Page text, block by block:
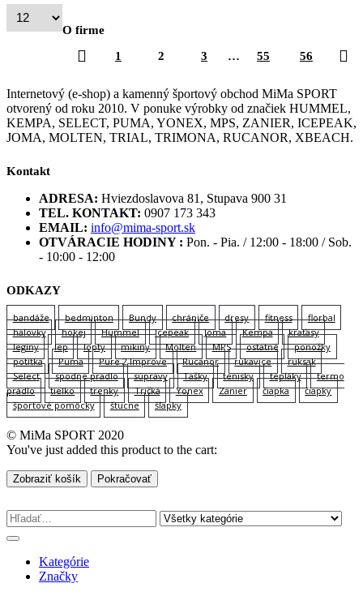
1 2 3 … 55 56
O firme
Internetový (e-shop) a kamenný športový obchod MiMa SPORT
otvorený od roku 2010. V ponuke výrobky od značiek HUMMEL,
KEMPA, SELECT, PUMA, YONEX, MPS, ZANIER, ICEPEAK,
JOMA, MOLTEN, TRIAL, TRIMONA, RUCANOR, XBEACH.
Kontakt
ADRESA: Hviezdoslavova 81, Stupava 900 31
TEL. KONTAKT: 0907 173 343
EMAIL: info@mima-sport.sk
OTVÁRACIE HODINY : Pon. - Pia. / 12:00 - 18:00 / Sob.
- 10:00 - 12:00
ODKAZY
bandáže bedminton Bundy chrániče dresy fitness
florbal
halovky
hokej Hummel Icepeak Joma Kempa
kraťasy
legíny
lep lopty mikiny Molten MPS ostatné
ponožky
potítka
Puma Pure 2 Improve Rucanor rukavice
ruksak
Select
spodne pradlo súpravy Tašky tenisky tepláky
termo
prádlo
tielko trenky Tričká Yonex Zanier čiapka
čiapky
športové pomôcky
štucne šľapky
© MiMa SPORT 2020
You've just added this product to the cart:
Zobraziť košík Pokračovať
Kategórie
Značky